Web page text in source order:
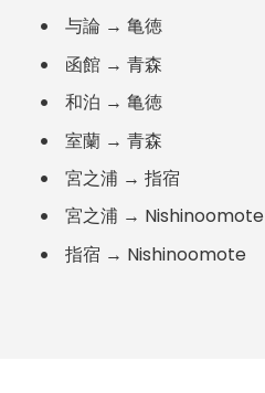
与論 → 亀徳
函館 → 青森
和泊 → 亀徳
室蘭 → 青森
宮之浦 → 指宿
宮之浦 → Nishinoomote
指宿 → Nishinoomote